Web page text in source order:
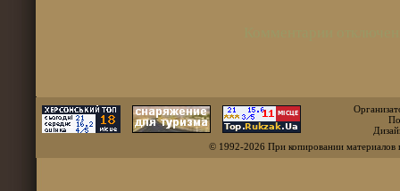
© 1992-2026 При копировании материалов